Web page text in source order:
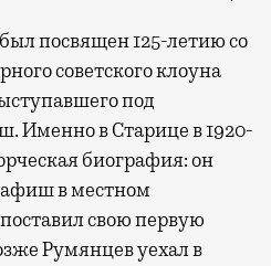
посвящен 125-летию со
советского клоуна
под
Именно в Старице в 1920-
биография: он
в местном
свою первую
Румянцев уехал в